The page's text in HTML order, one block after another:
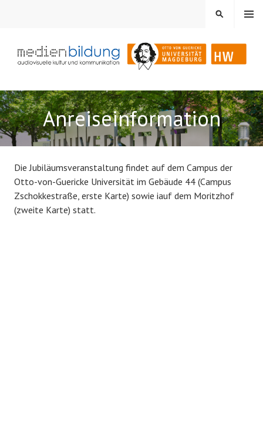
MEDIENBILDUNG
Audiovisuelle Kultur und Kommunikation
MENÜ
SUCHEN
Anreiseinformation
Die Jubiläumsveranstaltung findet auf dem Campus der
Otto-von-Guericke Universität im Gebäude 44 (Campus
Zschokkestraße, erste Karte) sowie iauf dem Moritzhof
(zweite Karte) statt.